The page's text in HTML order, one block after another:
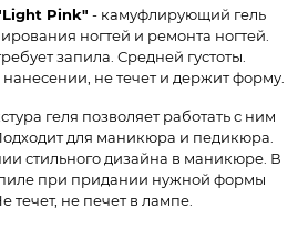
Pink" - камуфлирующий гель
ногтей и ремонта ногтей.
запила. Средней густоты.
не течет и держит форму.
геля позволяет работать с ним
для маникюра и педикюра.
стильного дизайна в маникюре. В
при придании нужной формы
течет, не печет в лампе.